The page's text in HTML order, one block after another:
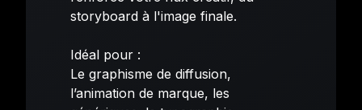
storyboard à l'image finale.
Idéal pour :
Le graphisme de diffusion,
l’animation de marque, les